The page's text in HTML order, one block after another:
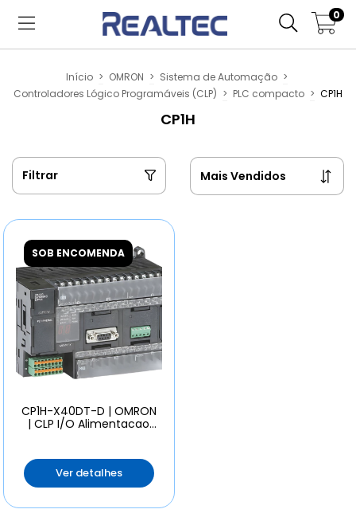
0
Início > OMRON > Sistema de Automação >
Controladores Lógico Programáveis (CLP) > PLC compacto > CP1H
CP1H
Filtrar
SOB ENCOMENDA
CP1H-X40DT-D | OMRON
| CLP I/O Alimentacao
Ver detalhes